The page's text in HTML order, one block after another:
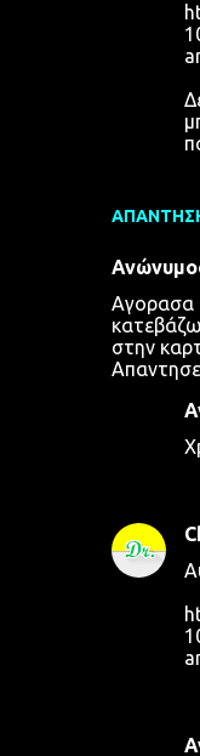
Αγορασα
κατεβάζω
στην